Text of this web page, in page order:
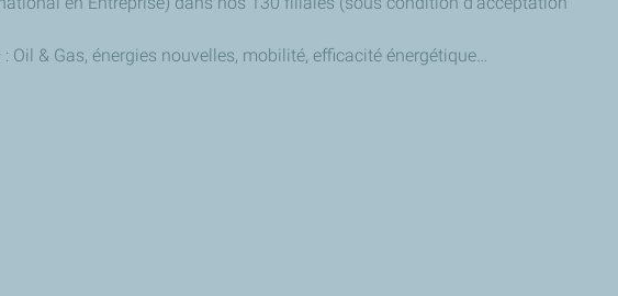
& Gas, énergies nouvelles, mobilité, efficacité énergétique…